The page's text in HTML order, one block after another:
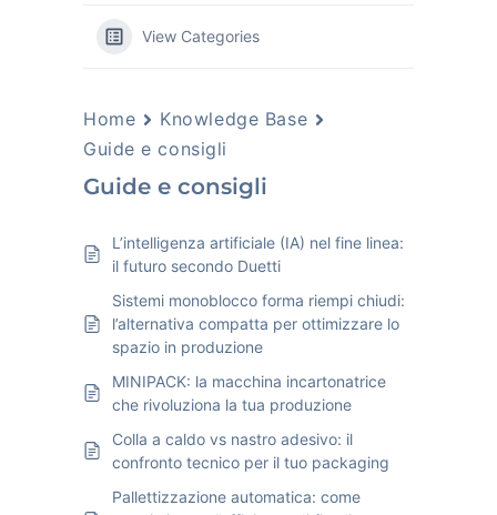
View Categories
Home
Knowledge Base
Guide e consigli
Guide e consigli
L’intelligenza artificiale (IA) nel fine linea:
il futuro secondo Duetti
Sistemi monoblocco forma riempi chiudi:
l’alternativa compatta per ottimizzare lo
spazio in produzione
MINIPACK: la macchina incartonatrice
che rivoluziona la tua produzione
Colla a caldo vs nastro adesivo: il
confronto tecnico per il tuo packaging
Pallettizzazione automatica: come